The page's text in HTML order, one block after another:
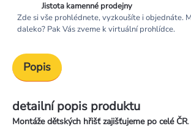
Jistota kamenné prodejny
Zde si vše prohlédnete, vyzkoušíte i objednáte.
daleko? Pak Vás zveme k virtuální prohlídce.
Popis
detailní popis produktu
Montáže dětských hřišť zajišťujeme po celé ČR